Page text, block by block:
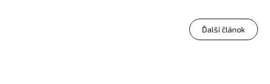
Ďalší článok